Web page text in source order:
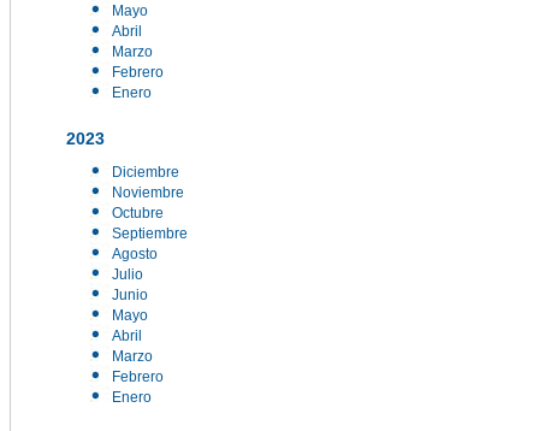
Mayo
Abril
Marzo
Febrero
Enero
2023
Diciembre
Noviembre
Octubre
Septiembre
Agosto
Julio
Junio
Mayo
Abril
Marzo
Febrero
Enero